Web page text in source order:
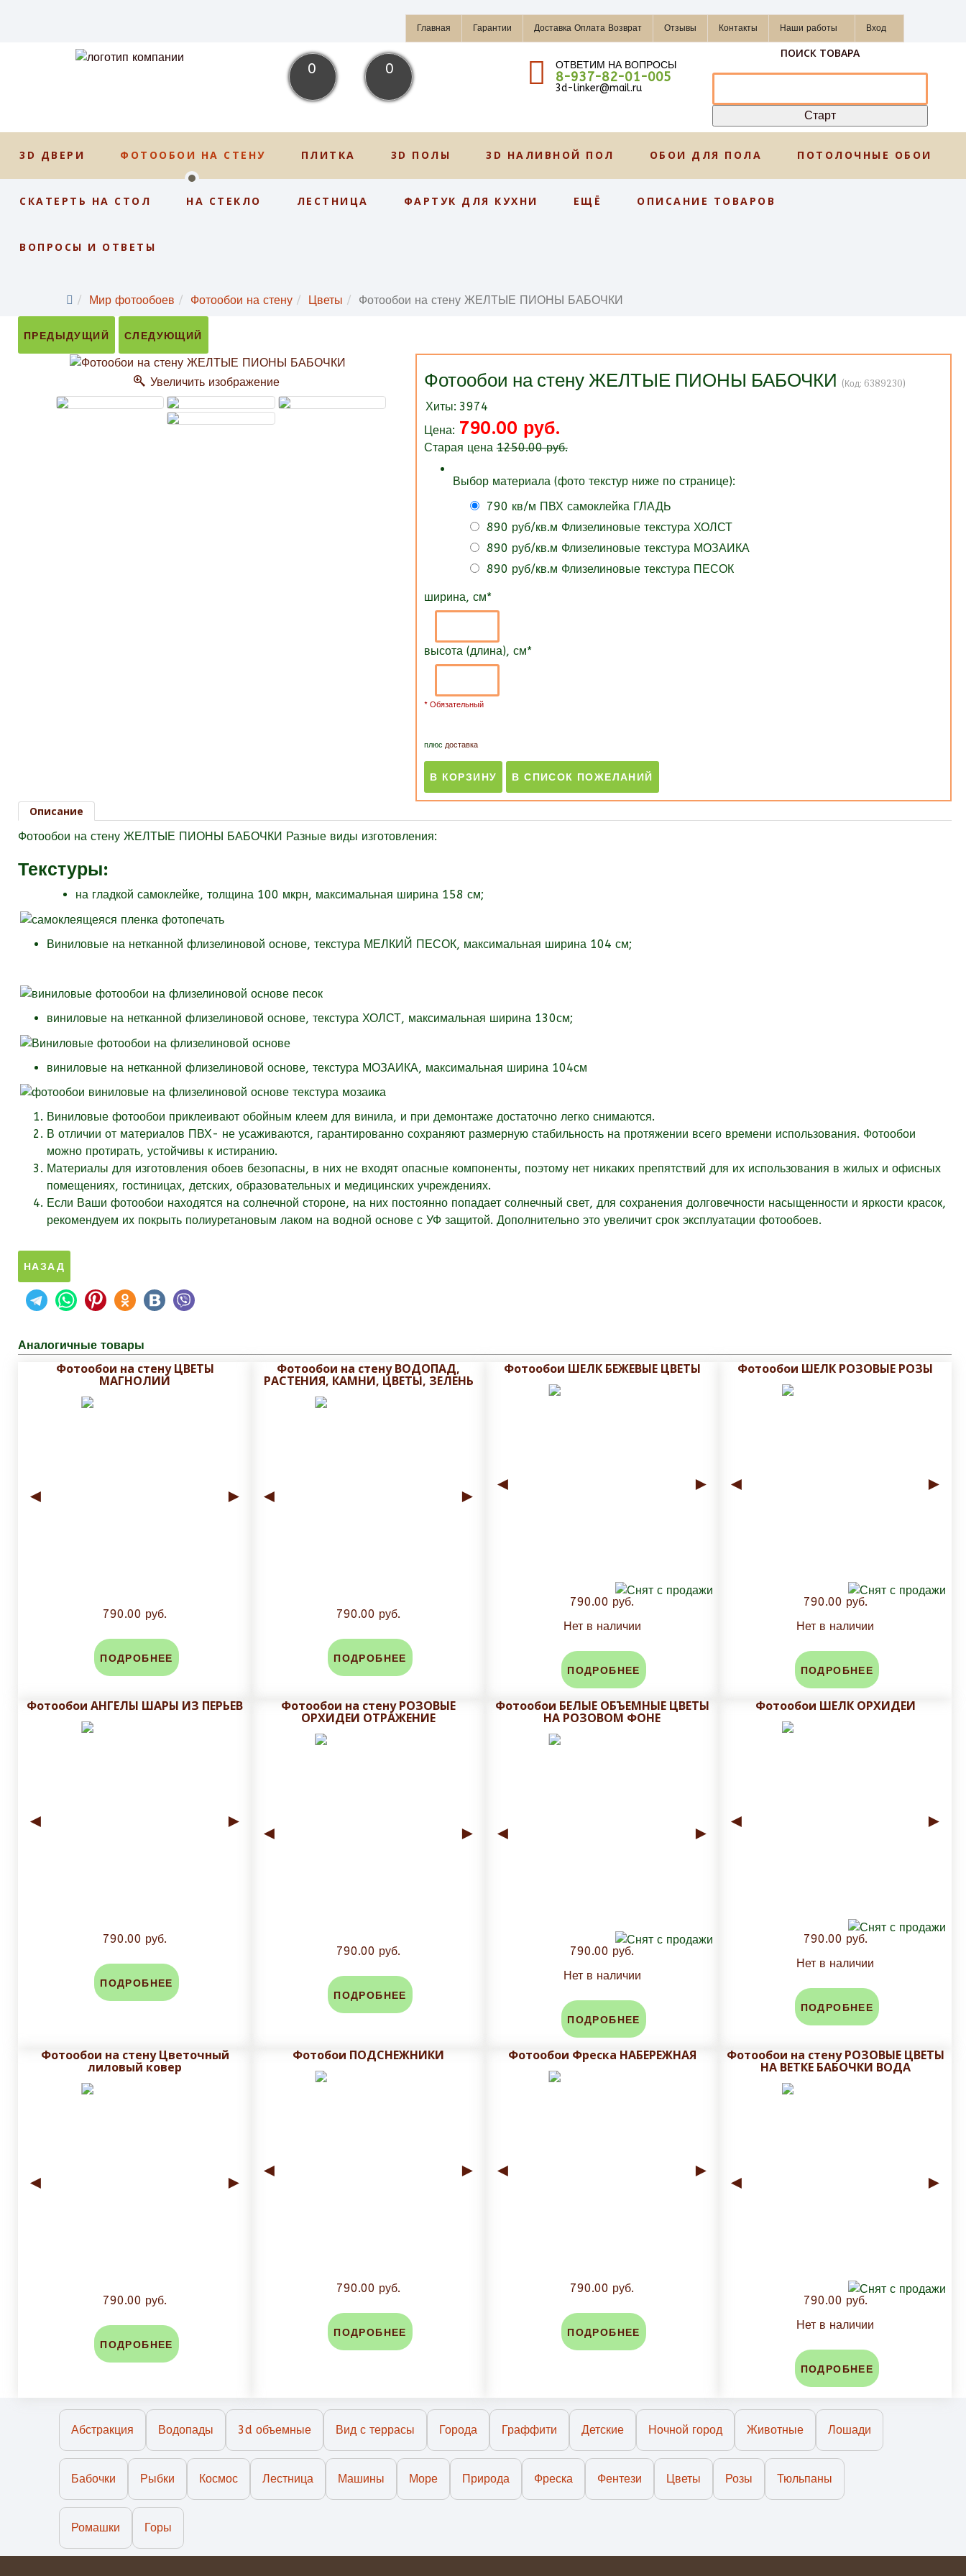
Главная Гарантии Доставка Оплата Возврат Отзывы Контакты Наши работы Вход
0 0 ОТВЕТИМ НА ВОПРОСЫ
8-937-82-01-005
3d-linker@mail.ru
ПОИСК ТОВАРА
3D ДВЕРИ ФОТООБОИ НА СТЕНУ ПЛИТКА 3D ПОЛЫ 3D НАЛИВНОЙ ПОЛ ОБОИ ДЛЯ ПОЛА ПОТОЛОЧНЫЕ ОБОИ
СКАТЕРТЬ НА СТОЛ НА СТЕКЛО ЛЕСТНИЦА ФАРТУК ДЛЯ КУХНИ ЕЩЁ ОПИСАНИЕ ТОВАРОВ
ВОПРОСЫ И ОТВЕТЫ
Мир фотообоев Фотообои на стену Цветы Фотообои на стену ЖЕЛТЫЕ ПИОНЫ БАБОЧКИ
ПРЕДЫДУЩИЙ СЛЕДУЮЩИЙ
Увеличить изображение Фотообои на стену ЖЕЛТЫЕ ПИОНЫ БАБОЧКИ (Код: 6389230)
Хиты: 3974
Цена: 790.00 руб.
Старая цена1250.00 руб.
Выбор материала (фото текстур ниже по странице):
790 кв/м ПВХ самоклейка ГЛАДЬ
890 руб/кв.м Флизелиновые текстура ХОЛСТ
890 руб/кв.м Флизелиновые текстура МОЗАИКА
890 руб/кв.м Флизелиновые текстура ПЕСОК
ширина, см*
высота (длина), см*
* Обязательный
плюс доставка
Описание
Фотообои на стену ЖЕЛТЫЕ ПИОНЫ БАБОЧКИ Разные виды изготовления:
Текстуры:
на гладкой самоклейке, толщина 100 мкрн, максимальная ширина 158 см;
Виниловые на нетканной флизелиновой основе, текстура МЕЛКИЙ ПЕСОК, максимальная ширина 104 см;
виниловые на нетканной флизелиновой основе, текстура ХОЛСТ, максимальная ширина 130см;
виниловые на нетканной флизелиновой основе, текстура МОЗАИКА, максимальная ширина 104см
Виниловые фотообои приклеивают обойным клеем для винила, и при демонтаже достаточно легко снимаются.
В отличии от материалов ПВХ- не усаживаются, гарантированно сохраняют размерную стабильность на протяжении всего времени использования. Фотообои
можно протирать, устойчивы к истиранию.
Материалы для изготовления обоев безопасны, в них не входят опасные компоненты, поэтому нет никаких препятствий для их использования в жилых и офисных
помещениях, гостиницах, детских, образовательных и медицинских учреждениях.
Если Ваши фотообои находятся на солнечной стороне, на них постоянно попадает солнечный свет, для сохранения долговечности насыщенности и яркости красок,
рекомендуем их покрыть полиуретановым лаком на водной основе с УФ защитой. Дополнительно это увеличит срок эксплуатации фотообоев.
Аналогичные товары
Фотообои на стену ЦВЕТЫ
МАГНОЛИИ
◄ ►
790.00 руб.
ПОДРОБНЕЕ
Фотообои на стену ВОДОПАД,
РАСТЕНИЯ, КАМНИ, ЦВЕТЫ, ЗЕЛЕНЬ
◄ ►
790.00 руб.
ПОДРОБНЕЕ
Фотообои ШЕЛК БЕЖЕВЫЕ ЦВЕТЫ
◄ ►
790.00 руб.
Нет в наличии
ПОДРОБНЕЕ
Фотообои ШЕЛК РОЗОВЫЕ РОЗЫ
◄ ►
790.00 руб.
Нет в наличии
ПОДРОБНЕЕ
Фотообои АНГЕЛЫ ШАРЫ ИЗ ПЕРЬЕВ
◄ ►
790.00 руб.
ПОДРОБНЕЕ
Фотообои на стену РОЗОВЫЕ
ОРХИДЕИ ОТРАЖЕНИЕ
◄ ►
790.00 руб.
ПОДРОБНЕЕ
Фотообои БЕЛЫЕ ОБЪЕМНЫЕ ЦВЕТЫ
НА РОЗОВОМ ФОНЕ
◄ ►
790.00 руб.
Нет в наличии
ПОДРОБНЕЕ
Фотообои ШЕЛК ОРХИДЕИ
◄ ►
790.00 руб.
Нет в наличии
ПОДРОБНЕЕ
Фотообои на стену Цветочный
лиловый ковер
◄ ►
790.00 руб.
ПОДРОБНЕЕ
Фотобои ПОДСНЕЖНИКИ
◄ ►
790.00 руб.
ПОДРОБНЕЕ
Фотообои Фреска НАБЕРЕЖНАЯ
◄ ►
790.00 руб.
ПОДРОБНЕЕ
Фотообои на стену РОЗОВЫЕ ЦВЕТЫ
НА ВЕТКЕ БАБОЧКИ ВОДА
◄ ►
790.00 руб.
Нет в наличии
ПОДРОБНЕЕ
Абстракция Водопады 3d объемные Вид с террасы Города Граффити Детские Ночной город Животные Лошади
Бабочки Рыбки Космос Лестница Машины Море Природа Фреска Фентези Цветы Розы Тюльпаны
Ромашки Горы